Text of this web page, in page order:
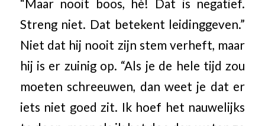
“Maar nooit boos, hè! Dat is negatief.
Streng niet. Dat betekent leidinggeven.”
Niet dat hij nooit zijn stem verheft, maar
hij is er zuinig op. “Als je de hele tijd zou
moeten schreeuwen, dan weet je dat er
iets niet goed zit. Ik hoef het nauwelijks